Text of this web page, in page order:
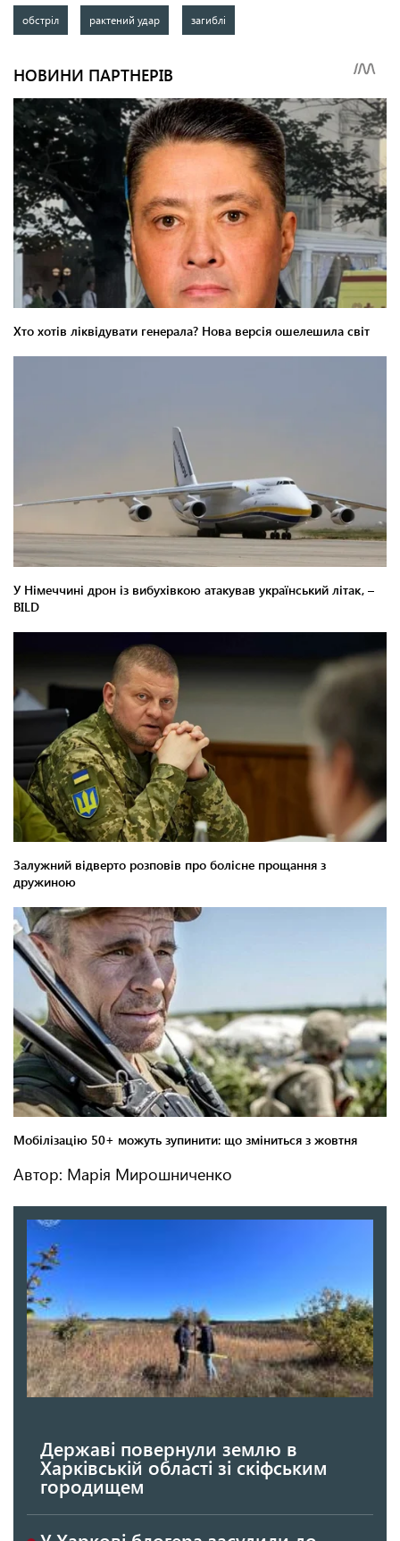
обстріл рактений удар загиблі
Автор: Марія Мирошниченко
Державі повернули землю в
Харківській області зі скіфським
городищем